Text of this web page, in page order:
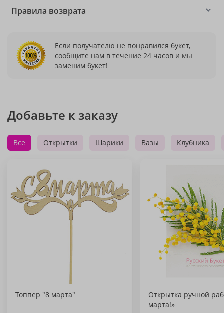
Правила возврата
Если получателю не понравился букет,
сообщите нам в течение 24 часов и мы
заменим букет!
Добавьте к заказу
Все Открытки Шарики Вазы Клубника
Топпер "8 марта"
Открытка ручной
марта!»